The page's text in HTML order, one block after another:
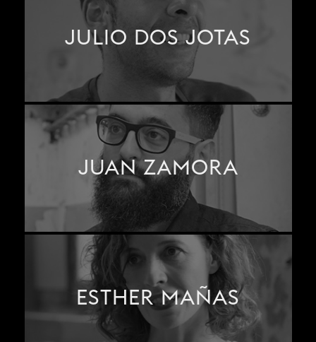
JULIO DOS JOTAS
JUAN ZAMORA
ESTHER MAÑAS